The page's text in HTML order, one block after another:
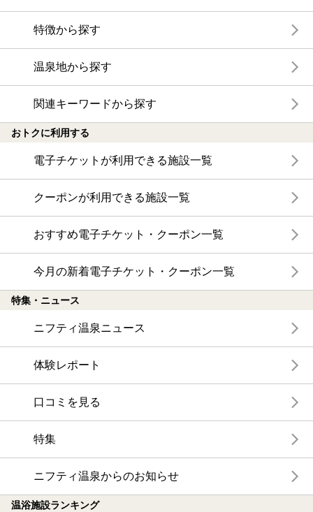
特徴から探す
温泉地から探す
関連キーワードから探す
おトクに利用する
電子チケットが利用できる施設一覧
クーポンが利用できる施設一覧
おすすめ電子チケット・クーポン一覧
今月の新着電子チケット・クーポン一覧
特集・ニュース
ニフティ温泉ニュース
体験レポート
口コミを見る
特集
ニフティ温泉からのお知らせ
温浴施設ランキング